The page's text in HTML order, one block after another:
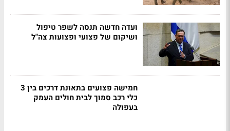
ועדה חדשה תנסה לשפר טיפול
ושיקום של פצועי ופצועות צה"ל
חמישה פצועים בתאונת דרכים בין 3
כלי רכב סמוך לבית חולים העמק
בעפולה